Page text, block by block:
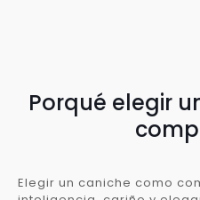
Porqué elegir
Elegir un caniche como